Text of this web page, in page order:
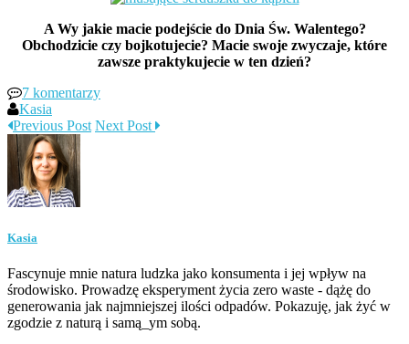
A Wy jakie macie podejście do Dnia Św. Walentego?
Obchodzicie czy bojkotujecie? Macie swoje zwyczaje, które
zawsze praktykujecie w ten dzień?
7 komentarzy
Kasia
Previous Post Next Post
Kasia
Fascynuje mnie natura ludzka jako konsumenta i jej wpływ na
środowisko. Prowadzę eksperyment życia zero waste - dążę do
generowania jak najmniejszej ilości odpadów. Pokazuję, jak żyć w
zgodzie z naturą i samą_ym sobą.